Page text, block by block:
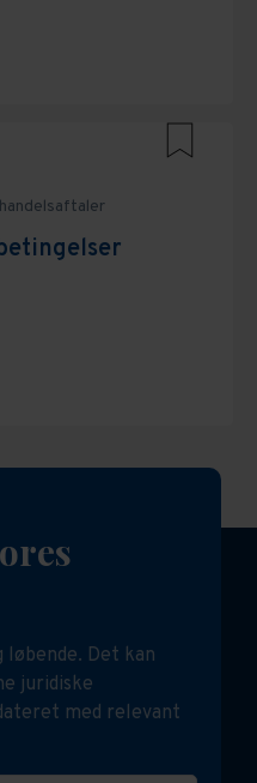
Det kan
juridiske
med relevant